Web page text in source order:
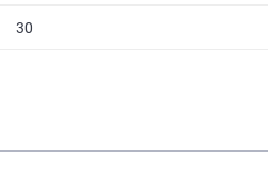
30